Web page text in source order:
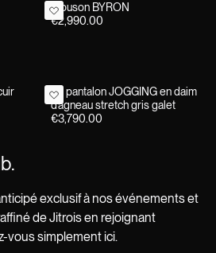
Blouson BYRON
€2,990.00
Le pantalon JOGGING en daim
d’agneau stretch gris galet
€3,790.00
exclusif à nos événements et
de Jitrois en rejoignant
vous simplement ici.